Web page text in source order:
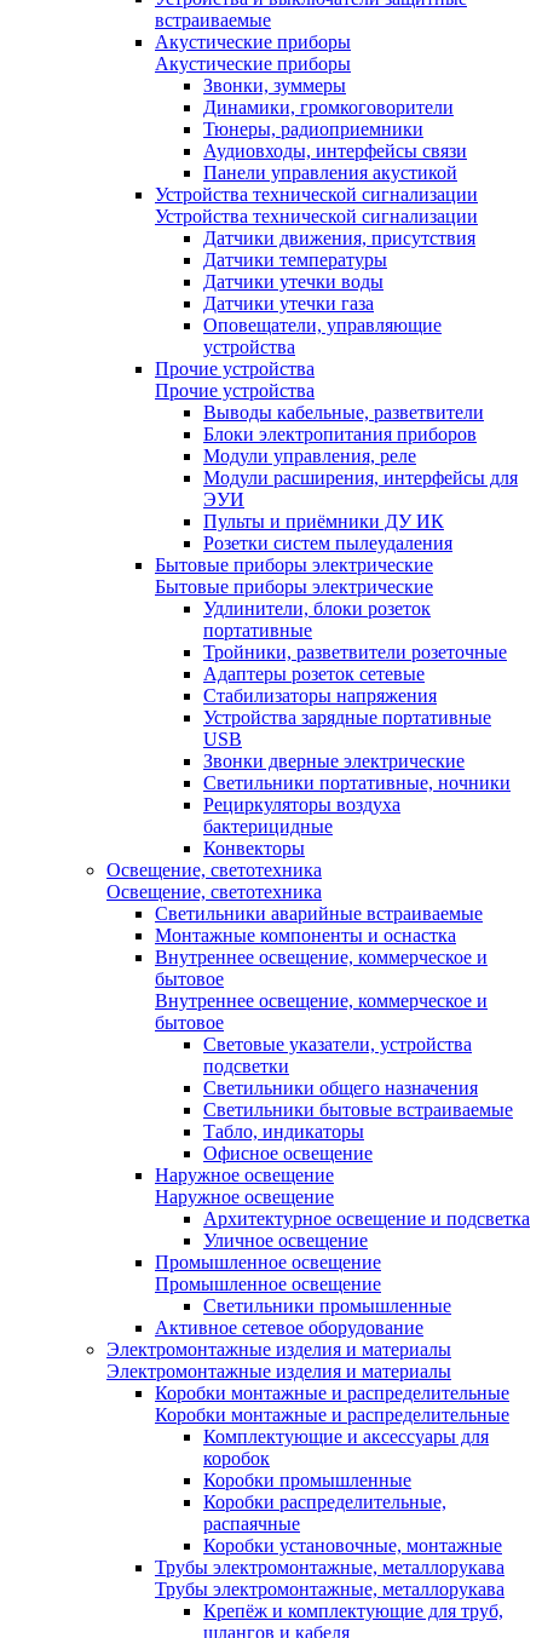
встраиваемые
Акустические приборы
Акустические приборы
Звонки, зуммеры
Динамики, громкоговорители
Тюнеры, радиоприемники
Аудиовходы, интерфейсы связи
Панели управления акустикой
Устройства технической сигнализации
Устройства технической сигнализации
Датчики движения, присутствия
Датчики температуры
Датчики утечки воды
Датчики утечки газа
Оповещатели, управляющие
устройства
Прочие устройства
Прочие устройства
Выводы кабельные, разветвители
Блоки электропитания приборов
Модули управления, реле
Модули расширения, интерфейсы для
ЭУИ
Пульты и приёмники ДУ ИК
Розетки систем пылеудаления
Бытовые приборы электрические
Бытовые приборы электрические
Удлинители, блоки розеток
портативные
Тройники, разветвители розеточные
Адаптеры розеток сетевые
Стабилизаторы напряжения
Устройства зарядные портативные
USB
Звонки дверные электрические
Светильники портативные, ночники
Рециркуляторы воздуха
бактерицидные
Конвекторы
Освещение, светотехника
Освещение, светотехника
Светильники аварийные встраиваемые
Монтажные компоненты и оснастка
Внутреннее освещение, коммерческое и
бытовое
Внутреннее освещение, коммерческое и
бытовое
Световые указатели, устройства
подсветки
Светильники общего назначения
Светильники бытовые встраиваемые
Табло, индикаторы
Офисное освещение
Наружное освещение
Наружное освещение
Архитектурное освещение и подсветка
Уличное освещение
Промышленное освещение
Промышленное освещение
Светильники промышленные
Активное сетевое оборудование
Электромонтажные изделия и материалы
Электромонтажные изделия и материалы
Коробки монтажные и распределительные
Коробки монтажные и распределительные
Комплектующие и аксессуары для
коробок
Коробки промышленные
Коробки распределительные,
распаячные
Коробки установочные, монтажные
Трубы электромонтажные, металлорукава
Трубы электромонтажные, металлорукава
Крепёж и комплектующие для труб,
шлангов и кабеля